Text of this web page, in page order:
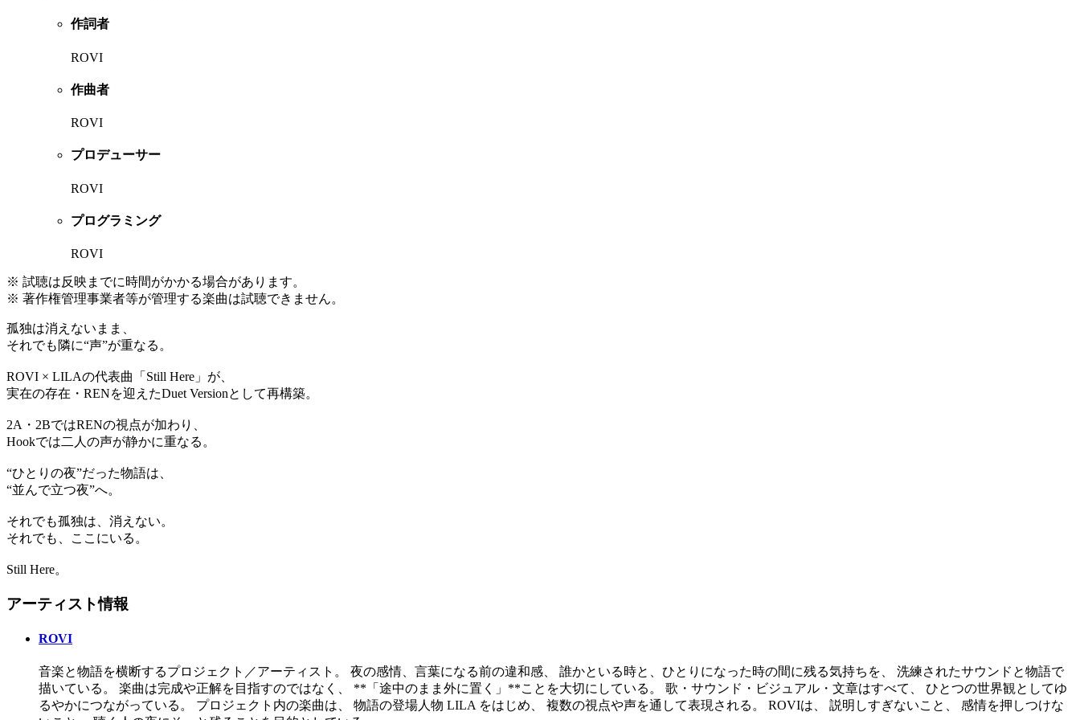
作詞者
ROVI
作曲者
ROVI
プロデューサー
ROVI
プログラミング
ROVI
※ 試聴は反映までに時間がかかる場合があります。
※ 著作権管理事業者等が管理する楽曲は試聴できません。
孤独は消えないまま、
それでも隣に“声”が重なる。
ROVI × LILAの代表曲「Still Here」が、
実在の存在・RENを迎えたDuet Versionとして再構築。
2A・2BではRENの視点が加わり、
Hookでは二人の声が静かに重なる。
“ひとりの夜”だった物語は、
“並んで立つ夜”へ。
それでも孤独は、消えない。
それでも、ここにいる。
Still Here。
アーティスト情報
ROVI
音楽と物語を横断するプロジェクト／アーティスト。 夜の感情、言葉になる前の違和感、 誰かといる時と、ひとりになった時の間に残る気持ちを、 洗練されたサウンドと物語で
描いている。 楽曲は完成や正解を目指すのではなく、 **「途中のまま外に置く」**ことを大切にしている。 歌・サウンド・ビジュアル・文章はすべて、 ひとつの世界観としてゆ
るやかにつながっている。 プロジェクト内の楽曲は、 物語の登場人物 LILA をはじめ、 複数の視点や声を通して表現される。 ROVIは、 説明しすぎないこと、 感情を押しつけな